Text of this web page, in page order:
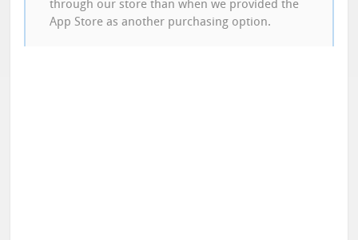
through our store than when we provided the
App Store as another purchasing option.